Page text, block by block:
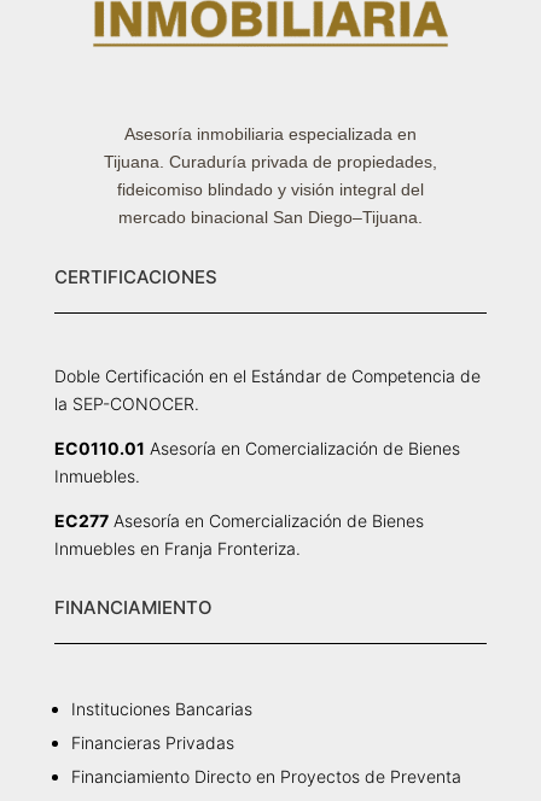
Asesoría inmobiliaria especializada en
Tijuana. Curaduría privada de propiedades,
fideicomiso blindado y visión integral del
mercado binacional San Diego–Tijuana.
CERTIFICACIONES
Doble Certificación en el Estándar de Competencia de
la SEP-CONOCER.
EC0110.01 Asesoría en Comercialización de Bienes
Inmuebles.
EC277Asesoría en Comercialización de Bienes
Inmuebles en Franja Fronteriza.
FINANCIAMIENTO
Instituciones Bancarias
Financieras Privadas
Financiamiento Directo en Proyectos de Preventa